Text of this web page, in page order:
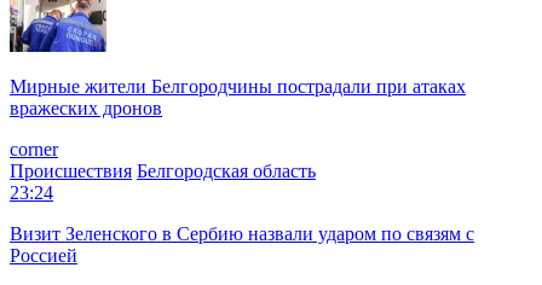
Мирные жители Белгородчины пострадали при атаках
вражеских дронов
corner
Происшествия Белгородская область
23:24
Визит Зеленского в Сербию назвали ударом по связям с
Россией